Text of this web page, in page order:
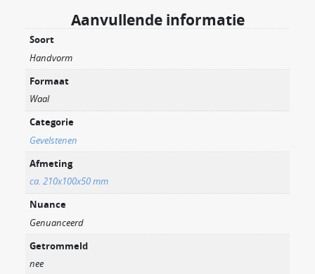
Aanvullende informatie
Soort
Handvorm
Formaat
Waal
Categorie
Gevelstenen
Afmeting
ca. 210x100x50 mm
Nuance
Genuanceerd
Getrommeld
nee